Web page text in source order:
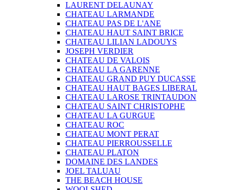
LAURENT DELAUNAY
CHATEAU LARMANDE
CHATEAU PAS DE L'ANE
CHATEAU HAUT SAINT BRICE
CHATEAU LILIAN LADOUYS
JOSEPH VERDIER
CHATEAU DE VALOIS
CHATEAU LA GARENNE
CHATEAU GRAND PUY DUCASSE
CHATEAU HAUT BAGES LIBERAL
CHATEAU LAROSE TRINTAUDON
CHATEAU SAINT CHRISTOPHE
CHATEAU LA GURGUE
CHATEAU ROC
CHATEAU MONT PERAT
CHATEAU PIERROUSSELLE
CHATEAU PLATON
DOMAINE DES LANDES
JOEL TALUAU
THE BEACH HOUSE